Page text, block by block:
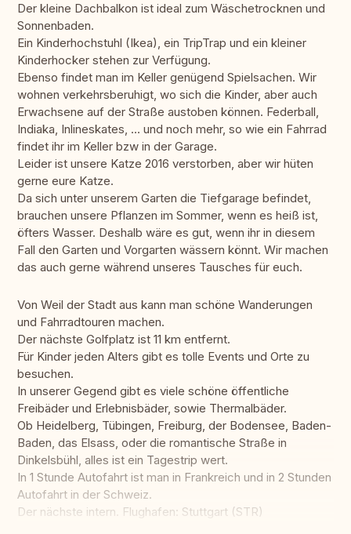
Der kleine Dachbalkon ist ideal zum Wäschetrocknen und
Sonnenbaden.
Ein Kinderhochstuhl (Ikea), ein TripTrap und ein kleiner
Kinderhocker stehen zur Verfügung.
Ebenso findet man im Keller genügend Spielsachen. Wir
wohnen verkehrsberuhigt, wo sich die Kinder, aber auch
Erwachsene auf der Straße austoben können. Federball,
Indiaka, Inlineskates, ... und noch mehr, so wie ein Fahrrad
findet ihr im Keller bzw in der Garage.
Leider ist unsere Katze 2016 verstorben, aber wir hüten
gerne eure Katze.
Da sich unter unserem Garten die Tiefgarage befindet,
brauchen unsere Pflanzen im Sommer, wenn es heiß ist,
öfters Wasser. Deshalb wäre es gut, wenn ihr in diesem
Fall den Garten und Vorgarten wässern könnt. Wir machen
das auch gerne während unseres Tausches für euch.
Von Weil der Stadt aus kann man schöne Wanderungen
und Fahrradtouren machen.
Der nächste Golfplatz ist 11 km entfernt.
Für Kinder jeden Alters gibt es tolle Events und Orte zu
besuchen.
In unserer Gegend gibt es viele schöne öffentliche
Freibäder und Erlebnisbäder, sowie Thermalbäder.
Ob Heidelberg, Tübingen, Freiburg, der Bodensee, Baden-
Baden, das Elsass, oder die romantische Straße in
Dinkelsbühl, alles ist ein Tagestrip wert.
In 1 Stunde Autofahrt ist man in Frankreich und in 2 Stunden
Autofahrt in der Schweiz.
Der nächste intern. Flughafen: Stuttgart (STR)